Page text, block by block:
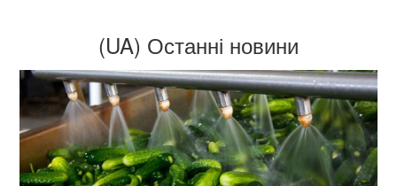
(UA) Останні новини